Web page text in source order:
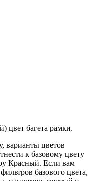
цвет багета рамки.
варианты цветов
к базовому цвету
Красный. Если вам
базового цвета,